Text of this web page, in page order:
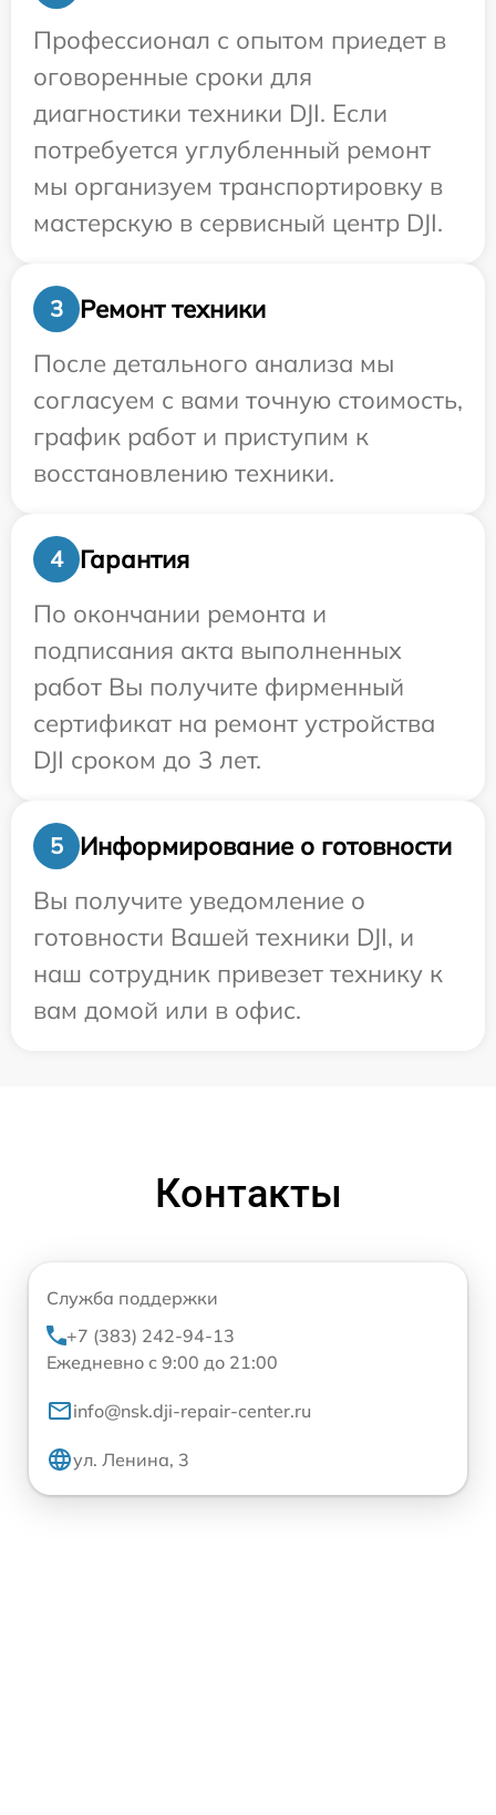
Профессионал с опытом приедет в
оговоренные сроки для
диагностики техники DJI. Если
потребуется углубленный ремонт
мы организуем транспортировку в
мастерскую в сервисный центр DJI.
3
Ремонт техники
После детального анализа мы
согласуем с вами точную стоимость,
график работ и приступим к
восстановлению техники.
4
Гарантия
По окончании ремонта и
подписания акта выполненных
работ Вы получите фирменный
сертификат на ремонт устройства
DJI сроком до 3 лет.
5
Информирование о готовности
Вы получите уведомление о
готовности Вашей техники DJI, и
наш сотрудник привезет технику к
вам домой или в офис.
Контакты
Служба поддержки
+7 (383) 242-94-13
Ежедневно с 9:00 до 21:00
info@nsk.dji-repair-center.ru
ул. Ленина, 3